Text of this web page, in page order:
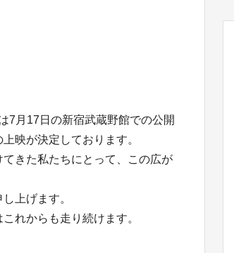
7月17日の新宿武蔵野館での公開
映が決定しております。
きた私たちにとって、この広が
上げます。
れからも走り続けます。